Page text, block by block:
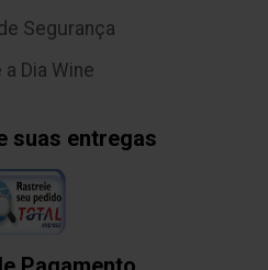
Segurança
a Dia Wine
suas entregas